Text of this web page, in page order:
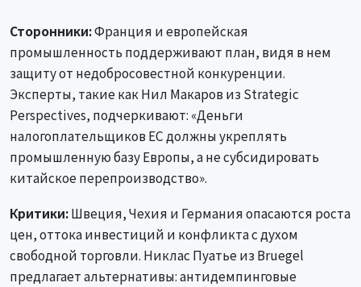
Сторонники:Франция и европейская
промышленность поддерживают план, видя в нем
защиту от недобросовестной конкуренции.
Эксперты, такие как Нил Макаров из Strategic
Perspectives, подчеркивают: «Деньги
налогоплательщиков ЕС должны укреплять
промышленную базу Европы, а не субсидировать
китайское перепроизводство».
Критики:Швеция, Чехия и Германия опасаются роста
цен, оттока инвестиций и конфликта с духом
свободной торговли. Никлас Пуатье из Bruegel
предлагает альтернативы: антидемпинговые